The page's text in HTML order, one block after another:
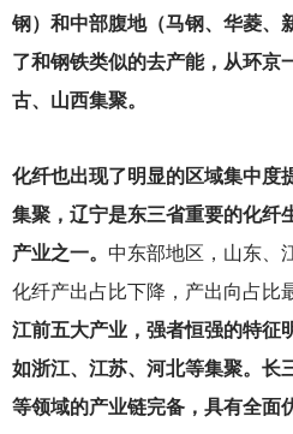
钢）和中部腹地（马钢、华菱、
了和钢铁类似的去产能，从环京
古、山西集聚。
化纤也出现了明显的区域集中度
集聚，辽宁是东三省重要的化纤
产业之一。 中东部地区，山东、
化纤产出占比下降，产出向占比
江前五大产业，强者恒强的特征
如浙江、江苏、河北等集聚。长
等领域的产业链完备，具有全面